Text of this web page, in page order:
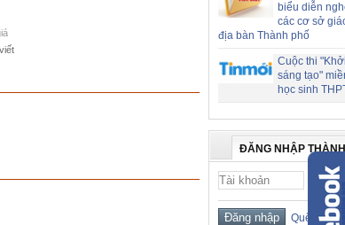
biểu diễn
các cơ sở
địa bàn Thành phố
Cuộc thi
sáng tạo"
học sinh
ĐĂNG NHẬP
Quên mật